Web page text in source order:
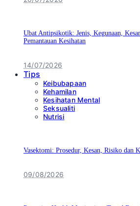
Ubat Antipsikotik: Jenis, Kegunaan,
Pemantauan Kesihatan
14/07/2026
Tips
Keibubapaan
Kehamilan
Kesihatan Mental
Seksualiti
Nutrisi
Vasektomi: Prosedur, Kesan, Risiko dan
09/08/2026